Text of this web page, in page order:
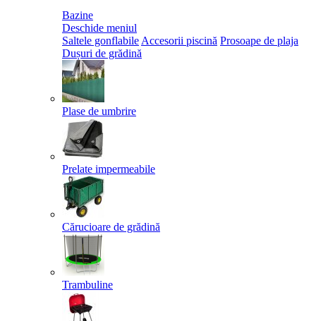
Bazine
Deschide meniul
Saltele gonflabile Accesorii piscină Prosoape de plaja
Dușuri de grădină
Plase de umbrire
Prelate impermeabile
Cărucioare de grădină
Trambuline